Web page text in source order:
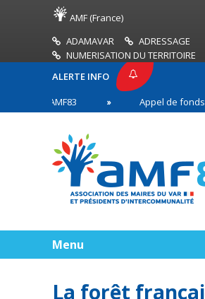
AMF (France)
ADAMAVAR
ADRESSAGE
NUMERISATION DU TERRITOIRE
ALERTE INFO
AMF83
Appel de fonds
en première ligne
Menu
La forêt